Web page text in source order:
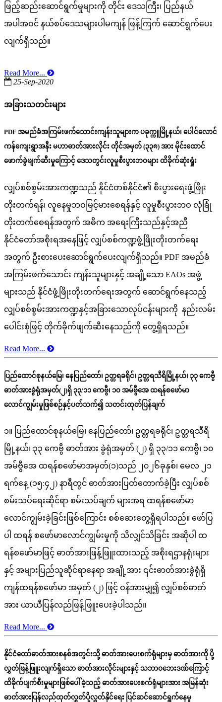
ဖြည့်ဆည်းဆောင်ရွက်မှုများကို တိုင်း ဒေသကြီး၊ ပြည်နယ်
အပါအဝင် နယ်စပ်ဒေသများပါမကျန် ဖြန့်ကြက် ဆောင်ရွက်ပေး
လျက်ရှိသည်။
Read More...
25-Sep-2020
အခြားသတင်းများ
PDF အမည်ခံအကြမ်းဖက်သောင်းကျန်းသူများက ပခုက္ကူမြို့နယ်၊ ပေါင်လောင်
ကန်ကျေးရွာအနီး မဟာဓာတ်အားလိုင်း တိုင်အမှတ် (၃၃၈) အား မိုင်းထောင်
ဖောက်ခွဲဖျက်ဆီးမှုကြောင့် ဒေသတွင်းလူမှုစီးပွားဘဝများ ထိခိုက်ဆုံးရှုံး
လျှပ်စစ်စွမ်းအားကဏ္ဍသည် နိုင်ငံတစ်နိုင်ငံ၏ စီးပွားရေးဖွံ့ဖြိုး
တိုးတက်ရန်၊ လူနေမှုဘဝမြင့်မားစေရန်နှင့် လူမှုစီးပွားဘဝ လုံခြုံ
တိုးတက်စေရန်အတွက် အဓိက အရေးကြီးသည်နှင့်အညီ
နိုင်ငံတော်အစိုးရအနေဖြင့် လျှပ်စစ်ကဏ္ဍဖွံ့ဖြိုးတိုးတက်ရေး
အတွက် ဦးစားပေးဆောင်ရွက်ပေးလျက်ရှိသည်။ PDF အမည်ခံ
အကြမ်းဖက်သောင်း ကျန်းသူများနှင့် အချို့သော EAOs အဖွဲ့
များသည် နိုင်ငံဖွံ့ဖြိုးတိုးတက်ရေးအတွက် ဆောင်ရွက်နေသည့်
လျှပ်စစ်စွမ်းအားကဏ္ဍနှင့်အခြားသောလုပ်ငန်းများကို နည်းလမ်း
ပေါင်းစုံဖြင့် တိုက်ခိုက်ဖျက်ဆီးနေသည်ကို တွေ့ရှိရသည်။
Read More...
ပြည်ထောင်စုနယ်မြေ၊ နေပြည်တော်၊ ဥတ္တရခရိုင်၊ ဥတ္တရသီရိမြို့နယ်၊ ၃၃ ကေဗွီ
ဓာတ်အားခွဲရုံအမှတ်(၂)ရှိ ၃၃/၁၁ ကေဗွီ၊ ၁၀ အမ်ဗွီအေ ထရန်စဖော်မာ
လောင်ကျွမ်းမှုဖြစ်စဉ်နှင့်ပတ်သက်၍ သတင်းထုတ်ပြန်ချက်
၁။ ပြည်ထောင်စုနယ်မြေ၊ နေပြည်တော်၊ ဥတ္တရခရိုင်၊ ဥတ္တရသီရိ
မြို့နယ်၊ ၃၃ ကေဗွီ ဓာတ်အား ခွဲရုံအမှတ် (၂) ရှိ ၃၃/၁၁ ကေဗွီ၊ ၁၀
အမ်ဗွီအေ ထရန်စဖော်မာအမှတ်(၁)သည် ၂၀၂၆ခုနှစ်၊ မေလ ၂၁
ရက်နေ့ (၁၅:၄၂) နာရီတွင် ဓာတ်အားပြတ်တောက်ခဲ့ပြီး လျှပ်စစ်
စမ်းသပ်ရေးဆိုင်ရာ စမ်းသပ်ချက် များအရ ထရန်စဖော်မာ
လောင်ကျွမ်းခဲ့ခြင်းဖြစ်ကြောင်း စစ်ဆေးတွေ့ရှိရပါသည်။ ဖော်ပြ
ပါ ထရန် စဖော်မာလောင်ကျွမ်းမှုကို သိလျှင်သိခြင်း အဆိုပါ ထ
ရန်စဖော်မာဖြင့် ဓာတ်အားဖြန့်ဖြူးထားသည့် အစိုးရဌာနရုံးများ
နှင့် အများပြည်သူဆိုင်ရာနေရာ အချို့အား ၎င်းဓာတ်အားခွဲရုံရှိ
ကျန်ထရန်စဖော်မာ အမှတ် (၂) ဖြင့် ဝန်အားမျှ၍ လျှပ်စစ်ဓာတ်
အား ယာယီပြန်လည်ဖြန့်ဖြူးပေးခဲ့ပါသည်။
Read More...
နိုင်ငံတော်ဓာတ်အားစနစ်အတွင်းသို့ ဓာတ်အားပေးစက်ရုံများမှ ဓာတ်အားကို ပို့
လွှတ်ဖြန့်ဖြူးလျက်ရှိသော ဓာတ်အားလိုင်းများနှင့် သဘာဝဘေးဒဏ်ကြောင့်
ထိခိုက်ပျက်စီးမှုများဖြစ်ပေါ်ခဲ့သည့် ဓာတ်အားပေးစက်ရုံများအား အမြန်ဆုံး
ဓာတ်အားပြန်လည်ထုတ်လွှတ်ပို့လွှတ်နိုင်ရေး ပြင်ဆင်ဆောင်ရွက်နေမှု